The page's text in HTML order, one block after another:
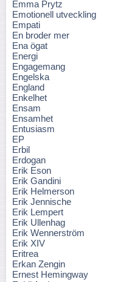
Emma Prytz
Emotionell utveckling
Empati
En broder mer
Ena ögat
Energi
Engagemang
Engelska
England
Enkelhet
Ensam
Ensamhet
Entusiasm
EP
Erbil
Erdogan
Erik Eson
Erik Gandini
Erik Helmerson
Erik Jennische
Erik Lempert
Erik Ullenhag
Erik Wennerström
Erik XIV
Eritrea
Erkan Zengin
Ernest Hemingway